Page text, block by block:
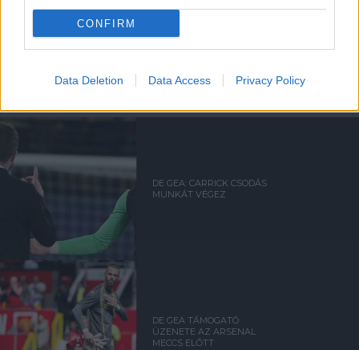
CONFIRM
Data Deletion Data Access Privacy Policy
Kapcsolódó hírek
DE GEA: CARRICK CSODÁS
MUNKÁT VÉGEZ
DE GEA TÁMOGATÓ
ÜZENETE AZ ARSENAL
MECCS ELŐTT